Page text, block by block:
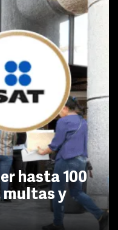
hasta 100
multas y